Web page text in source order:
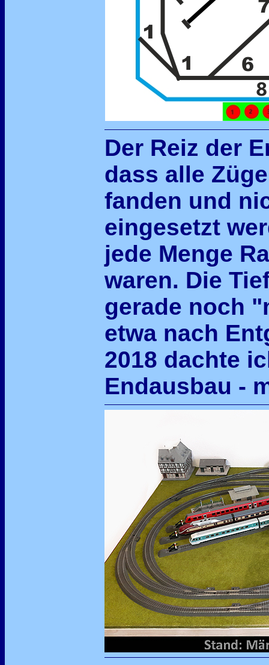
Der Reiz der
dass alle
fanden und
eingesetzt
jede Menge
waren. Die
gerade noch
etwa nach
2018 dachte
Endausbau -